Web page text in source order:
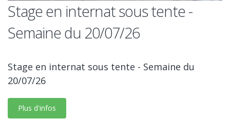
Stage en internat sous tente -
Semaine du 20/07/26
Stage en internat sous tente - Semaine du
20/07/26
Plus d'infos